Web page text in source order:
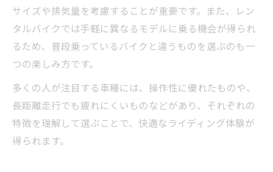
サイズや排気量を考慮することが重要です。また、レン
タルバイクでは手軽に異なるモデルに乗る機会が得られ
るため、普段乗っているバイクと違うものを選ぶのも一
つの楽しみ方です。
多くの人が注目する車種には、操作性に優れたものや、
長距離走行でも疲れにくいものなどがあり、それぞれの
特徴を理解して選ぶことで、快適なライディング体験が
得られます。